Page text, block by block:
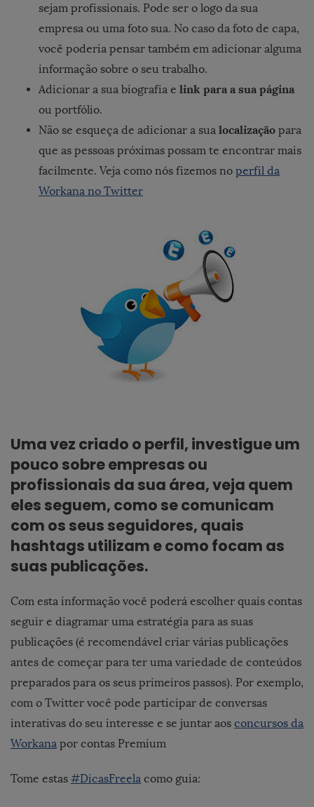
sejam profissionais. Pode ser o logo da sua
empresa ou uma foto sua. No caso da foto de capa,
você poderia pensar também em adicionar alguma
informação sobre o seu trabalho.
Adicionar a sua biografia e link para a sua página
ou portfólio.
Não se esqueça de adicionar a sua localização para
que as pessoas próximas possam te encontrar mais
facilmente. Veja como nós fizemos no perfil da
Workana no Twitter
Uma vez criado o perfil, investigue um
pouco sobre empresas ou
profissionais da sua área, veja quem
eles seguem, como se comunicam
com os seus seguidores, quais
hashtags utilizam e como focam as
suas publicações.
Com esta informação você poderá escolher quais contas
seguir e diagramar uma estratégia para as suas
publicações (é recomendável criar várias publicações
antes de começar para ter uma variedade de conteúdos
preparados para os seus primeiros passos). Por exemplo,
com o Twitter você pode participar de conversas
interativas do seu interesse e se juntar aos concursos da
Workana por contas Premium
Tome estas #DicasFreela como guia: